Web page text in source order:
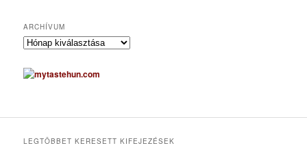
ARCHÍVUM
A
c
h
u
LEGTÖBBET KERESETT KIFEJEZÉSEK